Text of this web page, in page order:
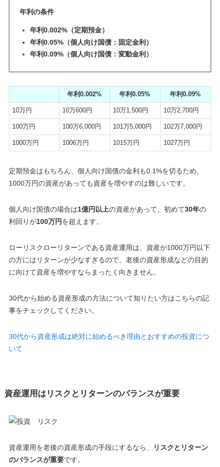
年利の条件
年利0.002%（定期預金）
年利0.05%（個人向け国債：固定金利）
年利0.09%（個人向け国債：変動金利）
年利0.002% 年利0.05% 年利0.09%
10万円 10万600円 10万1,500円 10万2,700円
100万円 100万6,000円 101万5,000円 102万7,000円
1000万円 1006万円 1015万円 1027万円
定期預金はもちろん、個人向け国債の金利も0.1%を切るため、
1000万円の資産があっても資産を増やすのは難しいです。
個人向け国債の場合は1億円以上の資産があって、初めて30年の
利回りが100万円を超えます。
ローリスクローリターンである資産運用は、 資産が1000万円以下
の方にはリターンが少なすぎるので、老後の資産形成などの目的
に向けて資産を増やすならまったく向きません。
30代から始める資産形成の方法について知りたい方はこちらの記
事をチェックしてください。
30代から資産形成は絶対に始めるべき理由とおすすめの投資につ
いて
資産運用はリスクとリターンのバランスが重要
資産運用を老後の資産形成の手段にするなら、
リスクとリターン
のバランスが重要です。